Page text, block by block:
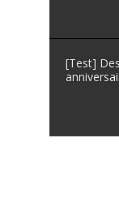
[Test]